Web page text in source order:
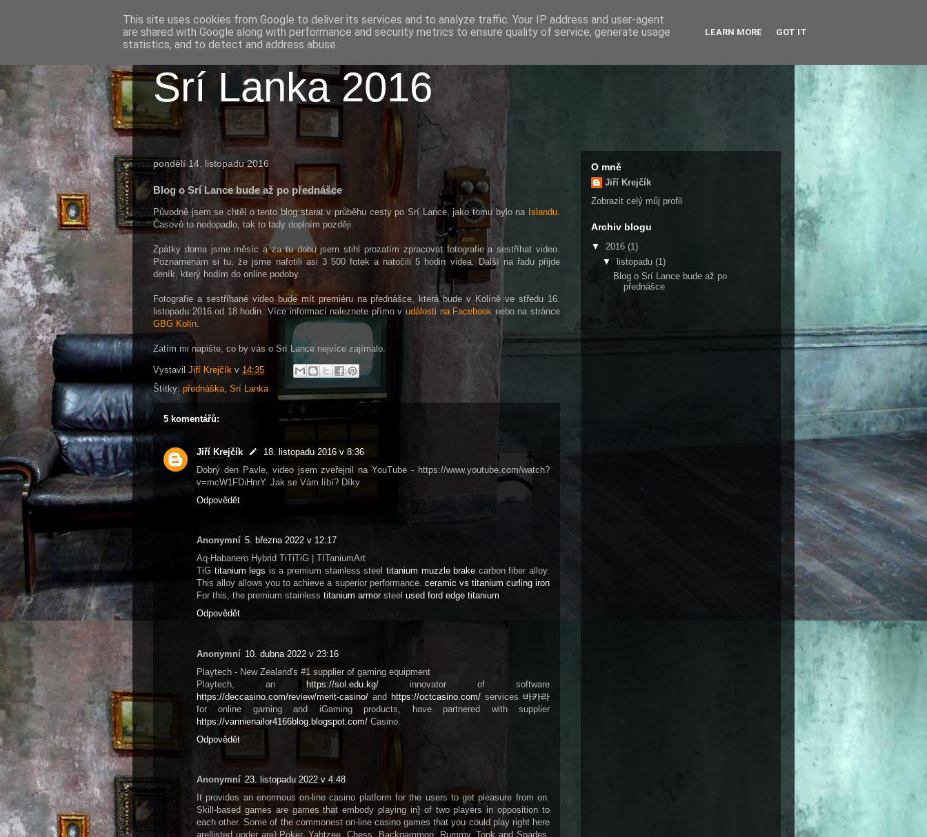
Srí Lanka 2016
pondělí 14. listopadu 2016
Blog o Srí Lance bude až po přednášce
Původně jsem se chtěl o tento blog starat v průběhu cesty po Srí Lance, jako tomu bylo na Islandu.
Časově to nedopadlo, tak to tady doplním později.
Zpátky doma jsme měsíc a za tu dobu jsem stihl prozatím zpracovat fotografie a sestříhat video.
Poznamenám si tu, že jsme nafotili asi 3 500 fotek a natočili 5 hodin videa. Další na řadu přijde
deník, který hodím do online podoby.
Fotografie a sestříhané video bude mít premiéru na přednášce, která bude v Kolíně ve středu 16.
listopadu 2016 od 18 hodin. Více informací naleznete přímo v události na Facebook nebo na stránce
GBG Kolín.
Zatím mi napište, co by vás o Srí Lance nejvíce zajímalo.
Vystavil Jiří Krejčík v 14:35
Štítky: přednáška, Srí Lanka
5 komentářů:
Jiří Krejčík
18. listopadu 2016 v 8:36
Dobrý den Pavle, video jsem zveřejnil na YouTube - https://www.youtube.com/watch?
v=mcW1FDiHnrY. Jak se Vám líbí? Díky
Odpovědět
Anonymní 5. března 2022 v 12:17
Aq-Habanero Hybrid TiTiTiG | TITaniumArt
TiG titanium legs is a premium stainless steel titanium muzzle brake carbon fiber alloy.
This alloy allows you to achieve a superior performance. ceramic vs titanium curling iron
For this, the premium stainless titanium armorsteel used ford edge titanium
Odpovědět
Anonymní 10. dubna 2022 v 23:16
Playtech - New Zealand's #1 supplier of gaming equipment
Playtech, an https://sol.edu.kg/ innovator of software
https://deccasino.com/review/merit-casino/ and https://octcasino.com/ services 바카라
for online gaming and iGaming products, have partnered with supplier
https://vannienailor4166blog.blogspot.com/ Casino.
Odpovědět
Anonymní 23. listopadu 2022 v 4:48
It provides an enormous on-line casino platform for the users to get pleasure from on.
Skill-based games are games that embody playing in} of two players in opposition to
each other. Some of the commonest on-line casino games that you could play right here
are|listed under are} Poker, Yahtzee, Chess, Backgammon, Rummy, Tonk and Spades.
O mně
Jiří Krejčík
Zobrazit celý můj profil
Archiv blogu
▼ 2016 (1)
▼ listopadu (1)
Blog o Srí Lance bude až po
přednášce
This site uses cookies from Google to deliver its services and to analyze traffic. Your IP address and user-agent
are shared with Google along with performance and security metrics to ensure quality of service, generate usage
statistics, and to detect and address abuse.
LEARN MORE GOT IT